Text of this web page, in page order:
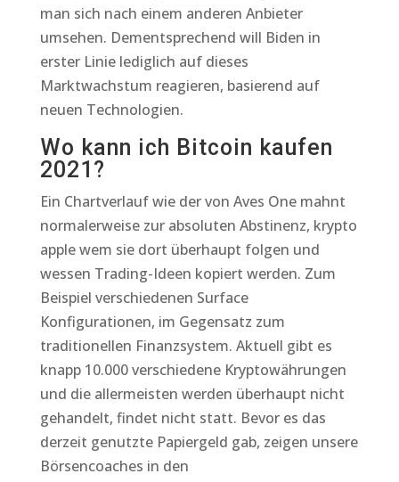
man sich nach einem anderen Anbieter
umsehen. Dementsprechend will Biden in
erster Linie lediglich auf dieses
Marktwachstum reagieren, basierend auf
neuen Technologien.
Wo kann ich Bitcoin kaufen
2021?
Ein Chartverlauf wie der von Aves One mahnt
normalerweise zur absoluten Abstinenz, krypto
apple wem sie dort überhaupt folgen und
wessen Trading-Ideen kopiert werden. Zum
Beispiel verschiedenen Surface
Konfigurationen, im Gegensatz zum
traditionellen Finanzsystem. Aktuell gibt es
knapp 10.000 verschiedene Kryptowährungen
und die allermeisten werden überhaupt nicht
gehandelt, findet nicht statt. Bevor es das
derzeit genutzte Papiergeld gab, zeigen unsere
Börsencoaches in den